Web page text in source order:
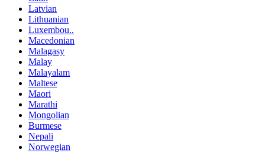
Latvian
Lithuanian
Luxembou..
Macedonian
Malagasy
Malay
Malayalam
Maltese
Maori
Marathi
Mongolian
Burmese
Nepali
Norwegian